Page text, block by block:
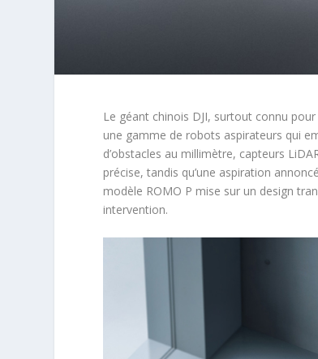
Le géant chinois DJI, surtout connu
une gamme de robots aspirateurs qui
d’obstacles au millimètre, capteurs
précise, tandis qu’une aspiration
modèle ROMO P mise sur un design
intervention.